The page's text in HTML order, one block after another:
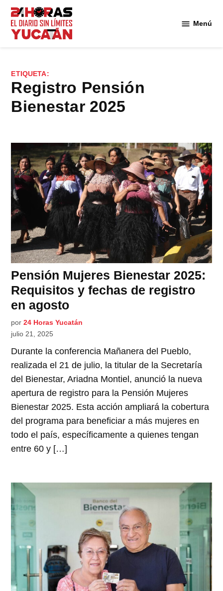
Saltar
contenido
Menú
ETIQUETA:
registro Pensión
Bienestar 2025
Pensión Mujeres Bienestar 2025:
Requisitos y fechas de registro
en agosto
por 24 Horas Yucatán
julio 21, 2025
Durante la conferencia Mañanera del Pueblo,
realizada el 21 de julio, la titular de la Secretaría
del Bienestar, Ariadna Montiel, anunció la nueva
apertura de registro para la Pensión Mujeres
Bienestar 2025. Esta acción ampliará la cobertura
del programa para beneficiar a más mujeres en
todo el país, específicamente a quienes tengan
entre 60 y […]